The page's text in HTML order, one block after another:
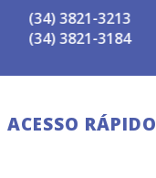
(34) 3821-3213
(34) 3821-3184
ACESSO RÁPIDO